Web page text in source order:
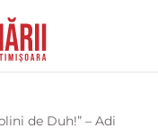
de Duh!” – Adi